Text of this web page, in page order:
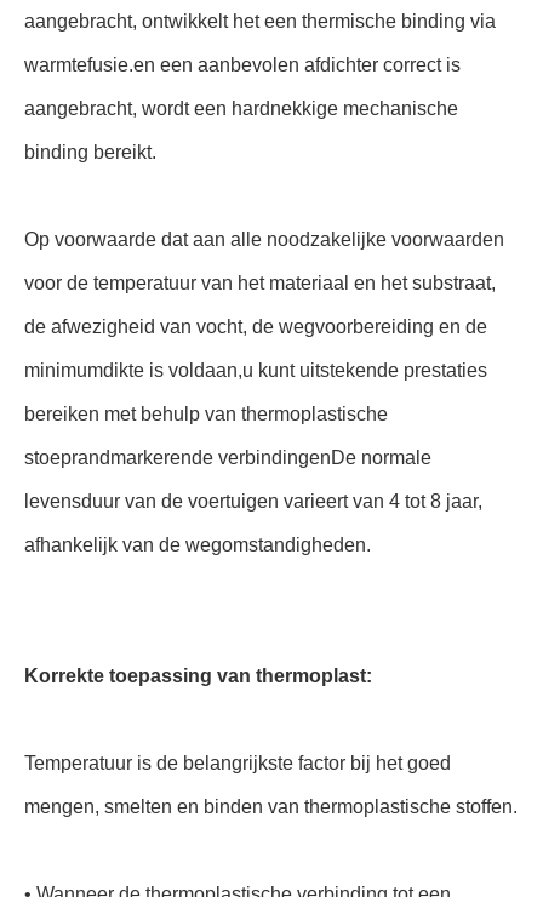
aangebracht, ontwikkelt het een thermische binding via
warmtefusie.en een aanbevolen afdichter correct is
aangebracht, wordt een hardnekkige mechanische
binding bereikt.
Op voorwaarde dat aan alle noodzakelijke voorwaarden
voor de temperatuur van het materiaal en het substraat,
de afwezigheid van vocht, de wegvoorbereiding en de
minimumdikte is voldaan,u kunt uitstekende prestaties
bereiken met behulp van thermoplastische
stoeprandmarkerende verbindingenDe normale
levensduur van de voertuigen varieert van 4 tot 8 jaar,
afhankelijk van de wegomstandigheden.
Korrekte toepassing van thermoplast:
Temperatuur is de belangrijkste factor bij het goed
mengen, smelten en binden van thermoplastische stoffen.